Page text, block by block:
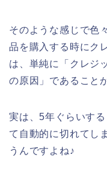
そのような感じで色
品を購入する時にク
は、単純に「クレジ
の原因」であること
実は、5年ぐらいす
て自動的に切れてし
うんですよね♪